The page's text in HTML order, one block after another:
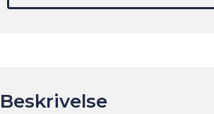
Beskrivelse